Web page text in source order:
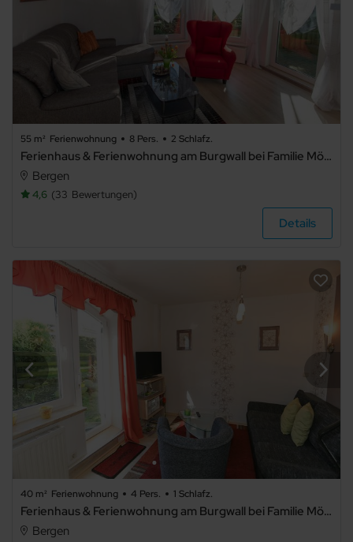
55 m² Ferienwohnung 8 Pers. 2 Schlafz.
Ferienhaus & Ferienwohnung am Burgwall bei Familie Möller - Ferienhaus
Bergen
4,6 33 Bewertungen
Details
40 m² Ferienwohnung 4 Pers. 1 Schlafz.
Ferienhaus & Ferienwohnung am Burgwall bei Familie Möller - Ferienwohnung
Bergen